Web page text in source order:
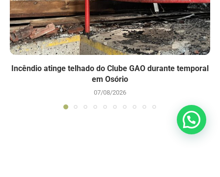
Incêndio atinge telhado do Clube GAO durante temporal
em Osório
07/08/2026